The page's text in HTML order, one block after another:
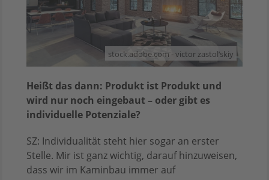
stock.adobe.com - victor zastol‘skiy
Heißt das dann: Produkt ist Produkt und
wird nur noch eingebaut – oder gibt es
individuelle Potenziale?
SZ: Individualität steht hier sogar an erster
Stelle. Mir ist ganz wichtig, darauf hinzuweisen,
dass wir im Kaminbau immer auf